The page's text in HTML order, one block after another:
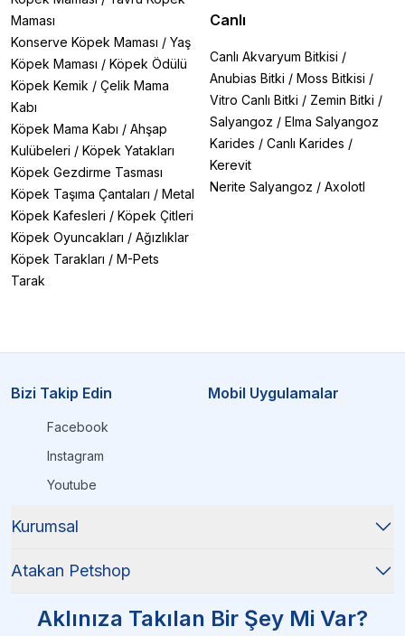
Maması
Konserve Köpek Maması / Yaş
Köpek Maması / Köpek Ödülü
Köpek Kemik / Çelik Mama
Kabı
Köpek Mama Kabı / Ahşap
Kulübeleri / Köpek Yatakları
Köpek Gezdirme Tasması
Köpek Taşıma Çantaları / Metal
Köpek Kafesleri / Köpek Çitleri
Köpek Oyuncakları / Ağızlıklar
Köpek Tarakları / M-Pets
Tarak
Canlı
Canlı Akvaryum Bitkisi /
Anubias Bitki / Moss Bitkisi /
Vitro Canlı Bitki / Zemin Bitki /
Salyangoz / Elma Salyangoz
Karides / Canlı Karides /
Kerevit
Nerite Salyangoz / Axolotl
Bizi Takip Edin
Facebook
Instagram
Youtube
Mobil Uygulamalar
Kurumsal
Atakan Petshop
Aklınıza Takılan Bir Şey Mi Var?